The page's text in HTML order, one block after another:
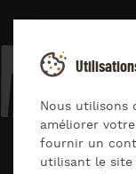
JAZZ4
Nous utilisons
améliorer
fournir un
utilisant le site